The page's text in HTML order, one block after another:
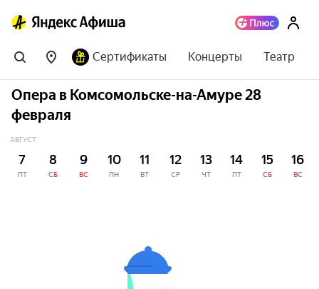
Сертификаты Концерты Театр
Опера в Комсомольске-на-Амуре 28
февраля
АВГУСТ
7
ПТ
8
СБ
9
ВС
10
ПН
11
ВТ
12
СР
13
ЧТ
14
ПТ
15
СБ
16
ВС